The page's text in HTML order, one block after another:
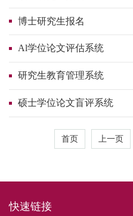
博士研究生报名
Al学位论文评估系统
研究生教育管理系统
硕士学位论文盲评系统
首页 上一页
快速链接